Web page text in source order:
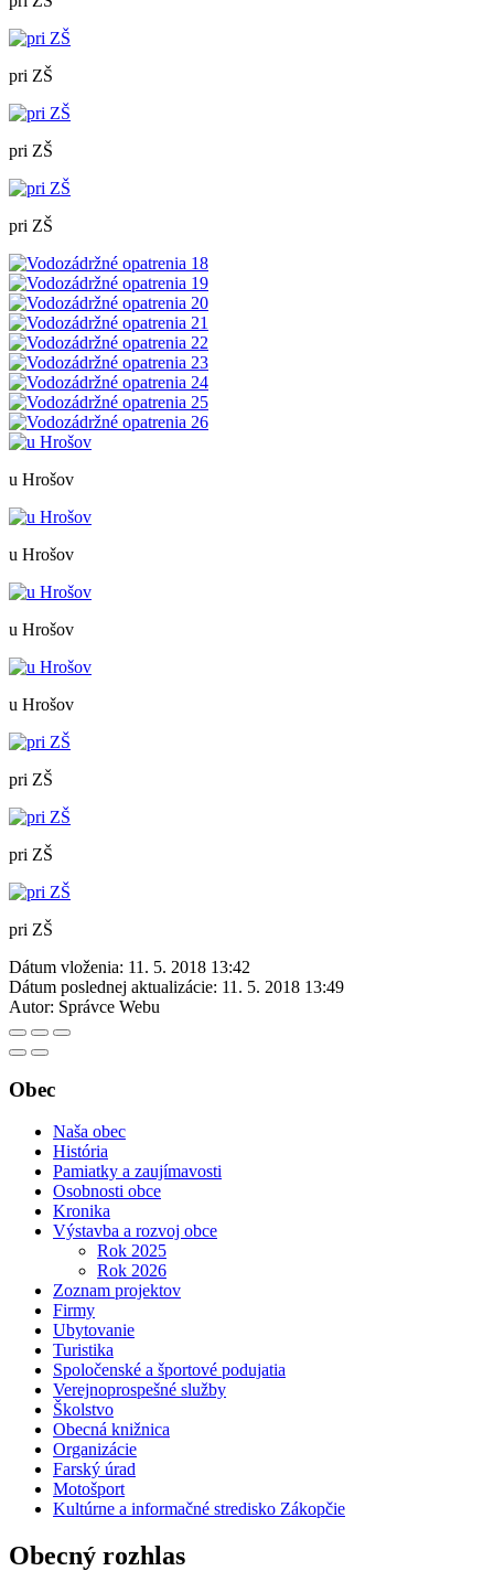
pri ZŠ
pri ZŠ
pri ZŠ
u Hrošov
u Hrošov
u Hrošov
u Hrošov
pri ZŠ
pri ZŠ
pri ZŠ
Dátum vloženia: 11. 5. 2018 13:42
Dátum poslednej aktualizácie: 11. 5. 2018 13:49
Autor: Správce Webu
Obec
Naša obec
História
Pamiatky a zaujímavosti
Osobnosti obce
Kronika
Výstavba a rozvoj obce
Rok 2025
Rok 2026
Zoznam projektov
Firmy
Ubytovanie
Turistika
Spoločenské a športové podujatia
Verejnoprospešné služby
Školstvo
Obecná knižnica
Organizácie
Farský úrad
Motošport
Kultúrne a informačné stredisko Zákopčie
Obecný rozhlas